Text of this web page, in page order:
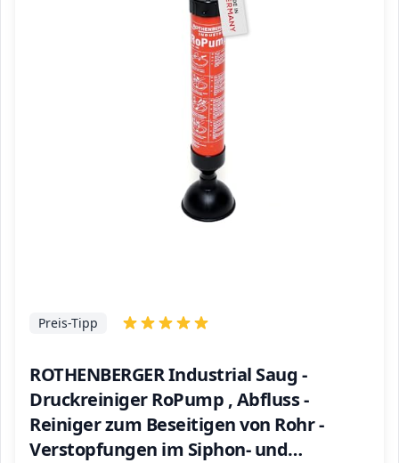
ROTHENBERGER Industrial Saug -
Druckreiniger RoPump , Abfluss -
Reiniger zum Beseitigen von Rohr -
Verstopfungen im Siphon- und
Preis-Tipp